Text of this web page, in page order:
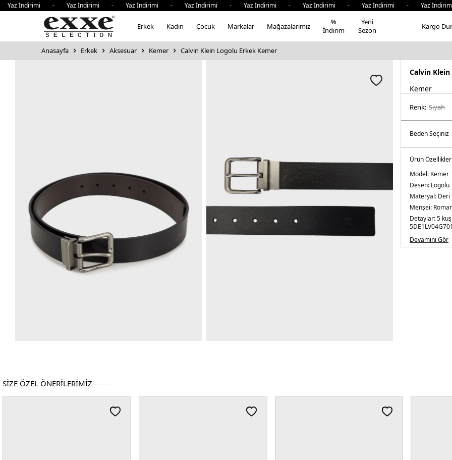
İndirimi - Yaz İndirimi - Yaz İndirimi - Yaz İndirimi - Yaz İndirimi - Yaz İndirimi - Yaz İndirimi - Yaz
Erkek Kadın Çocuk Markalar Mağazalarımız
%
İndirim
Yeni
Sezon
Kargo
Anasayfa Erkek Aksesuar Kemer Calvin Klein Logolu Erkek Kemer
Calvin Klein
Kemer
Renk: si̇yah
Ürün Özellikleri
Model: Kemer
Desen: Logolu
Materyal: Deri
Menşei:
Detaylar:5
Devamını Gör
SİZE ÖZEL ÖNERİLERİMİZ